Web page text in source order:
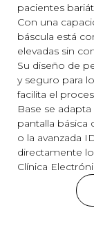
pacientes
Con una
báscula está
elevadas sin
Su diseño de
y seguro para
facilita el
Base se
pantalla básica
o la avanzada
directamente
Clínica